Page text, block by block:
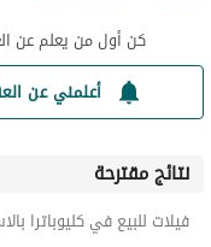
كن أول من يعلم عن
أعلمني عن
نتائج مقترحة
فيلات للبيع في كليوباترا